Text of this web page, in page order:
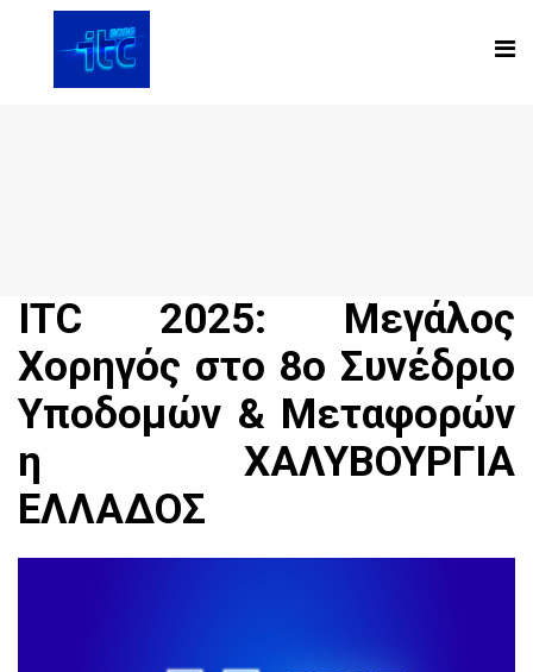
ITC 2025: Μεγάλος
Χορηγός στο 8ο Συνέδριο
Υποδομών & Μεταφορών
η ΧΑΛΥΒΟΥΡΓΙΑ
ΕΛΛΑΔΟΣ